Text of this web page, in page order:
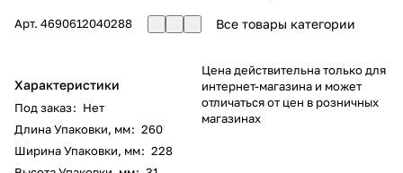
Арт. 4690612040288
Характеристики
Под заказ: Нет
Длина Упаковки, мм: 260
Ширина Упаковки, мм: 228
Все товары категории
Цена действительна только для
интернет-магазина и может
отличаться от цен в розничных
магазинах